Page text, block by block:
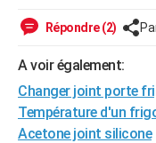
SANTE
Destinations
City break
Voyage nature
Voyage de noces
Forum
Climat
+PHOTO
GUIDES D'ACHAT
Répondre (2)
A voir également:
Changer joint porte
Température d'un
Acetone joint silicone